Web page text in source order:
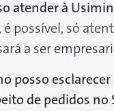
atender à
é possível, só
a ser
posso
de pedidos no